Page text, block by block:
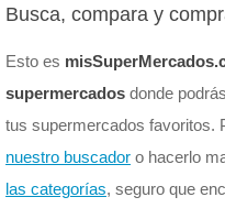
Busca, compara y
Esto es
supermercados donde
tus supermercados favoritos.
nuestro buscador o hacerlo
las categorías, seguro que